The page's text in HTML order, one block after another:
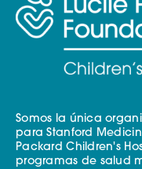
Somos la única
para Stanford
Packard Children's
programas de salud